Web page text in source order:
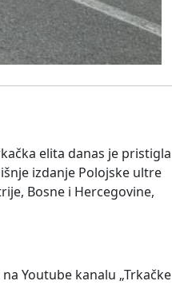
elita danas je pristigla
izdanje Polojske ultre
Bosne i Hercegovine,
Youtube kanalu „Trkačke